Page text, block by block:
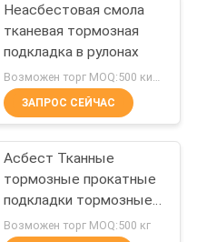
крена
23
Неасбестовая смола
тканевая тормозная
подкладка в рулонах
Возможен торг MOQ:500 килограммов
ЗАПРОС СЕЙЧАС
Асбест Тканные
тормозные прокатные
подкладки тормозные
ролики
Возможен торг MOQ:500 кг